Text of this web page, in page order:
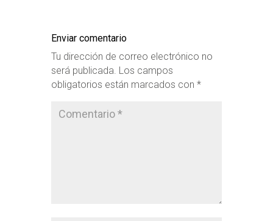
Enviar comentario
Tu dirección de correo electrónico no
será publicada. Los campos
obligatorios están marcados con *